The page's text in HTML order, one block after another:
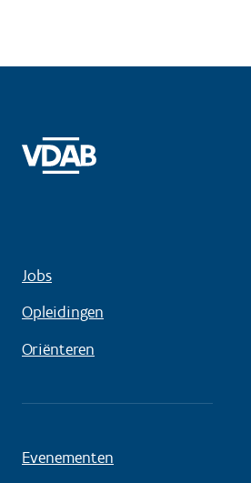
Jobs
Opleidingen
Oriënteren
Evenementen